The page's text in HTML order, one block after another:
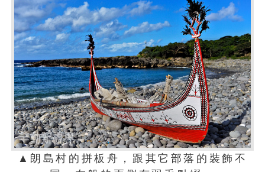
▲朗島村的拼板舟，跟其它部落的裝飾不